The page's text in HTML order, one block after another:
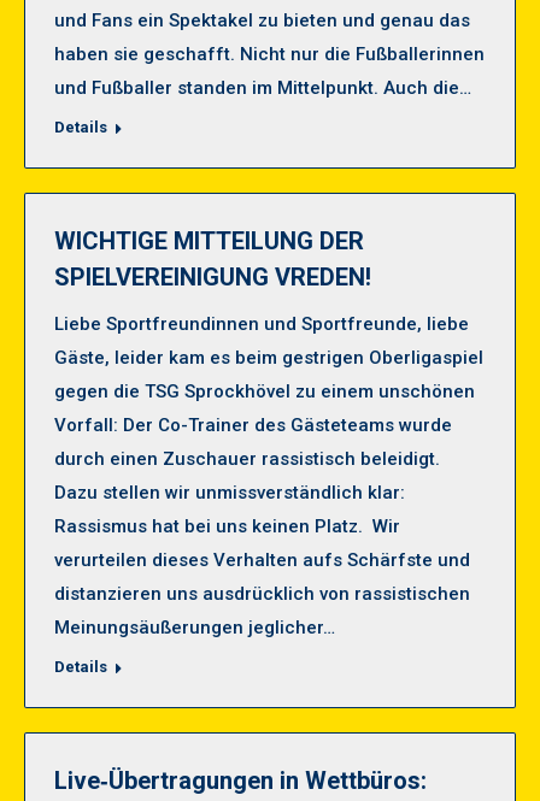
und Fans ein Spektakel zu bieten und genau das
haben sie geschafft. Nicht nur die Fußballerinnen
und Fußballer standen im Mittelpunkt. Auch die…
Details
WICHTIGE MITTEILUNG DER
SPIELVEREINIGUNG VREDEN!
Liebe Sportfreundinnen und Sportfreunde, liebe
Gäste, leider kam es beim gestrigen Oberligaspiel
gegen die TSG Sprockhövel zu einem unschönen
Vorfall: Der Co-Trainer des Gästeteams wurde
durch einen Zuschauer rassistisch beleidigt.
Dazu stellen wir unmissverständlich klar:
Rassismus hat bei uns keinen Platz. Wir
verurteilen dieses Verhalten aufs Schärfste und
distanzieren uns ausdrücklich von rassistischen
Meinungsäußerungen jeglicher…
Details
Live‑Übertragungen in Wettbüros: